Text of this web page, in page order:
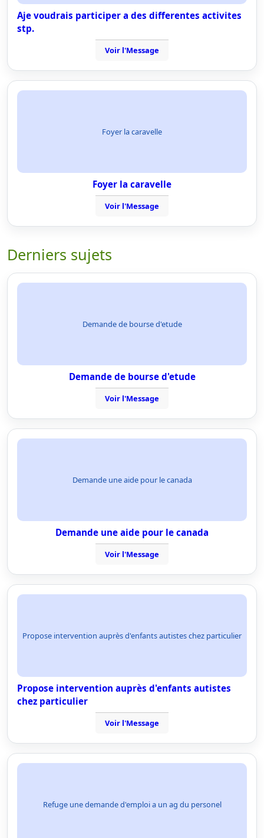
Aje voudrais participer a des differentes activites
stp.
Voir l'Message
Foyer la caravelle
Foyer la caravelle
Voir l'Message
Derniers sujets
Demande de bourse d'etude
Demande de bourse d'etude
Voir l'Message
Demande une aide pour le canada
Demande une aide pour le canada
Voir l'Message
Propose intervention auprès d'enfants autistes chez particulier
Propose intervention auprès d'enfants autistes
chez particulier
Voir l'Message
Refuge une demande d'emploi a un ag du personel